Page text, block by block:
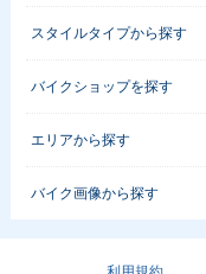
スタイルタイプから探す
バイクショップを探す
エリアから探す
バイク画像から探す